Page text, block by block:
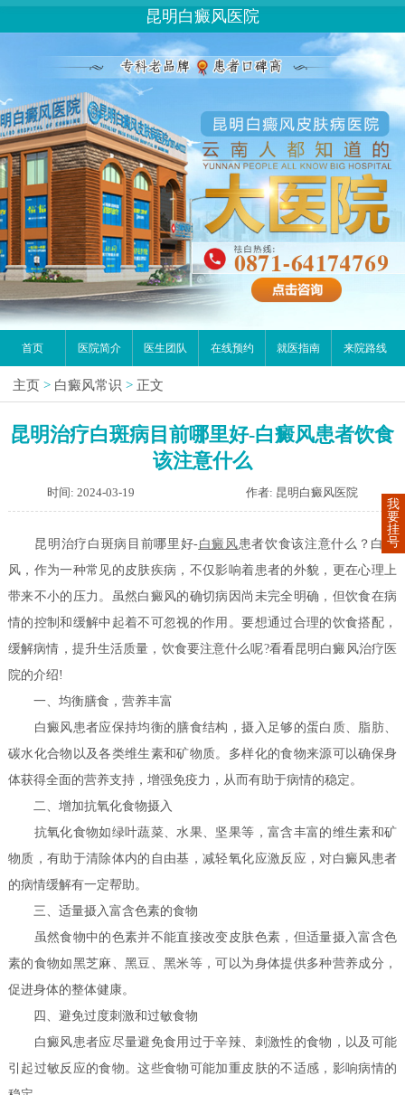
昆明白癜风医院
首页 医院简介 医生团队 在线预约 就医指南 来院路线
主页 > 白癜风常识 > 正文
昆明治疗白斑病目前哪里好-白癜风患者饮食
该注意什么
时间: 2024-03-19 作者: 昆明白癜风医院
昆明治疗白斑病目前哪里好-白癜风患者饮食该注意什么？白癜
风，作为一种常见的皮肤疾病，不仅影响着患者的外貌，更在心理上
带来不小的压力。虽然白癜风的确切病因尚未完全明确，但饮食在病
情的控制和缓解中起着不可忽视的作用。要想通过合理的饮食搭配，
缓解病情，提升生活质量，饮食要注意什么呢?看看昆明白癜风治疗医
院的介绍!
一、均衡膳食，营养丰富
白癜风患者应保持均衡的膳食结构，摄入足够的蛋白质、脂肪、
碳水化合物以及各类维生素和矿物质。多样化的食物来源可以确保身
体获得全面的营养支持，增强免疫力，从而有助于病情的稳定。
二、增加抗氧化食物摄入
抗氧化食物如绿叶蔬菜、水果、坚果等，富含丰富的维生素和矿
物质，有助于清除体内的自由基，减轻氧化应激反应，对白癜风患者
的病情缓解有一定帮助。
三、适量摄入富含色素的食物
虽然食物中的色素并不能直接改变皮肤色素，但适量摄入富含色
素的食物如黑芝麻、黑豆、黑米等，可以为身体提供多种营养成分，
促进身体的整体健康。
四、避免过度刺激和过敏食物
白癜风患者应尽量避免食用过于辛辣、刺激性的食物，以及可能
引起过敏反应的食物。这些食物可能加重皮肤的不适感，影响病情的
我
要
挂
号